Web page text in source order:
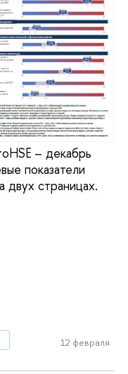
– декабрь
показатели
двух страницах.
12 февраля